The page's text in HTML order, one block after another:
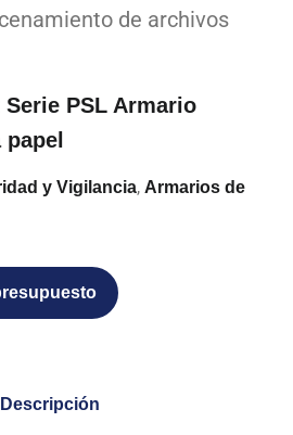
de archivos
Serie PSL Armario
y Vigilancia, Armarios de
Descripción